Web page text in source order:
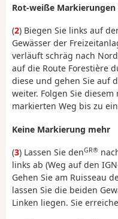
Rot-weiße Markierungen
(2) Biegen Sie links auf
Gewässer der
verläuft schräg nach
auf die Route Forestière
diese und gehen Sie auf
weiter. Folgen Sie
markierten Weg bis zu
Keine Markierung mehr
(3) Lassen Sie denGR®
links ab (Weg auf den
Gehen Sie am Ruisseau
lassen Sie die beiden
Linken liegen. Sie